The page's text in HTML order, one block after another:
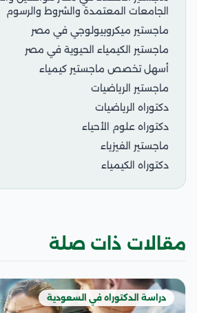
الجامعات المعتمدة والشروط والرسوم
ماجستير ميكروبيولوجي في مصر
ماجستير الكيمياء الحيوية في مصر
أسهل تخصص ماجستير كيمياء
ماجستير الرياضيات
دكتوراه الرياضيات
دكتوراه علوم الأحياء
ماجستير الفيزياء
دكتوراه الكيمياء
مقالات ذات صلة
دراسة الدكتوراه في السعودية